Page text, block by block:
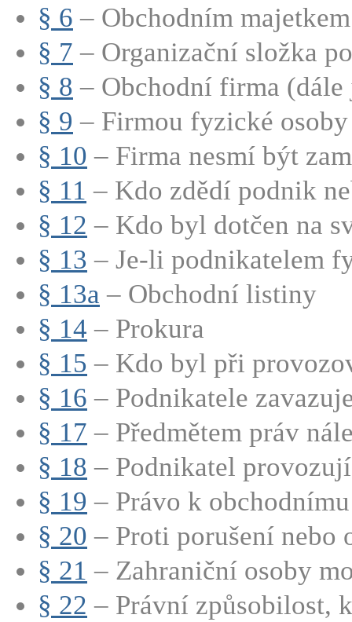
§ 6 – Obchodním
§ 7 – Organizační složka
§ 8 – Obchodní firma
§ 9 – Firmou fyzické
§ 10 – Firma nesmí být
§ 11 – Kdo zdědí podnik
§ 12 – Kdo byl dotčen na
§ 13 – Je-li podnikatelem
§ 13a – Obchodní listiny
§ 14 – Prokura
§ 15 – Kdo byl při
§ 16 – Podnikatele
§ 17 – Předmětem práv
§ 18 – Podnikatel
§ 19 – Právo k
§ 20 – Proti porušení nebo
§ 21 – Zahraniční osoby
§ 22 – Právní způsobilost,